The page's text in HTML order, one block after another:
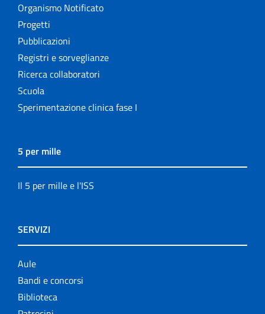
Organismo Notificato
Progetti
Pubblicazioni
Registri e sorveglianze
Ricerca collaboratori
Scuola
Sperimentazione clinica fase I
5 per mille
Il 5 per mille e l'ISS
SERVIZI
Aule
Bandi e concorsi
Biblioteca